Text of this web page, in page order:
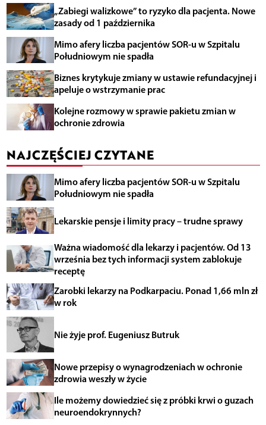
„Zabiegi walizkowe” to ryzyko dla pacjenta. Nowe
zasady od 1 października
Mimo afery liczba pacjentów SOR-u w Szpitalu
Południowym nie spadła
Biznes krytykuje zmiany w ustawie refundacyjnej i
apeluje o wstrzymanie prac
Kolejne rozmowy w sprawie pakietu zmian w
ochronie zdrowia
NAJCZĘŚCIEJ CZYTANE
Mimo afery liczba pacjentów SOR-u w Szpitalu
Południowym nie spadła
Lekarskie pensje i limity pracy – trudne sprawy
Ważna wiadomość dla lekarzy i pacjentów. Od 13
września bez tych informacji system zablokuje
receptę
Zarobki lekarzy na Podkarpaciu. Ponad 1,66 mln zł
w rok
Nie żyje prof. Eugeniusz Butruk
Nowe przepisy o wynagrodzeniach w ochronie
zdrowia weszły w życie
Ile możemy dowiedzieć się z próbki krwi o guzach
neuroendokrynnych?